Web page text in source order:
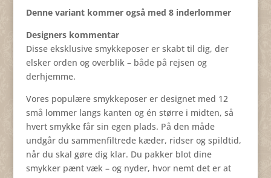
Denne variant kommer også med 8 inderlommer
Designers kommentar
Disse eksklusive smykkeposer er skabt til dig, der
elsker orden og overblik – både på rejsen og
derhjemme.
Vores populære smykkeposer er designet med 12
små lommer langs kanten og én større i midten, så
hvert smykke får sin egen plads. På den måde
undgår du sammenfiltrede kæder, ridser og spildtid,
når du skal gøre dig klar. Du pakker blot dine
smykker pænt væk – og nyder, hvor nemt det er at